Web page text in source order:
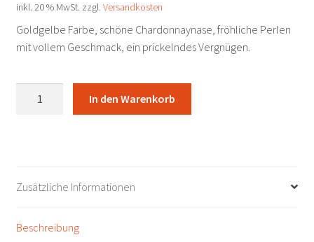
war:
8,49 €
ist:
7,80 €.
inkl. 20 % MwSt. zzgl. Versandkosten
Goldgelbe Farbe, schöne Chardonnaynase, fröhliche Perlen
mit vollem Geschmack, ein prickelndes Vergnügen.
In den Warenkorb
Zusätzliche Informationen
Beschreibung